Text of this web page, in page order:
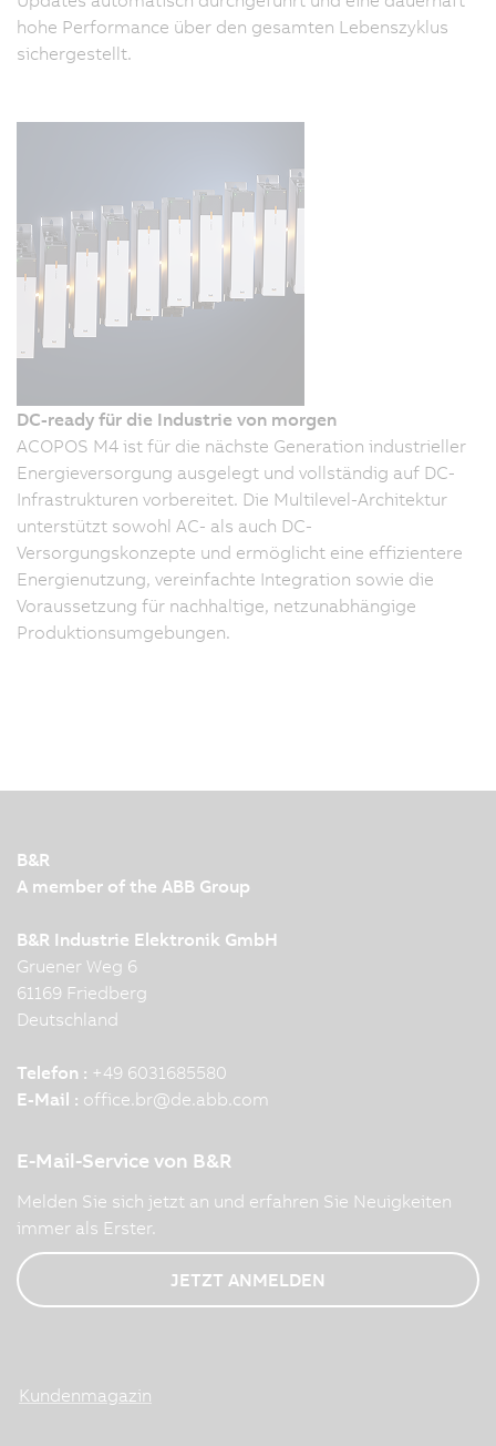
hohe Performance über den gesamten Lebenszyklus
sichergestellt.
DC-ready für die Industrie von morgen
ACOPOS M4 ist für die nächste Generation industrieller
Energieversorgung ausgelegt und vollständig auf DC-
Infrastrukturen vorbereitet. Die Multilevel-Architektur
unterstützt sowohl AC- als auch DC-
Versorgungskonzepte und ermöglicht eine effizientere
Energienutzung, vereinfachte Integration sowie die
Voraussetzung für nachhaltige, netzunabhängige
Produktionsumgebungen.
B&R
A member of the ABB Group
B&R Industrie Elektronik GmbH
Gruener Weg 6
61169 Friedberg
Deutschland
Telefon : +49 6031685580
E-Mail : office.br@de.abb.com
E-Mail-Service von B&R
Melden Sie sich jetzt an und erfahren Sie Neuigkeiten
immer als Erster.
JETZT ANMELDEN
Kundenmagazin